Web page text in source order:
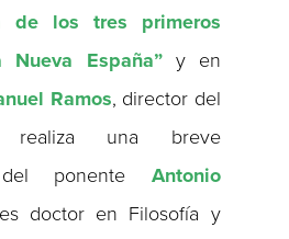
de los tres primeros
Nueva España”y en
Ramos, director del
realiza una breve
del ponente Antonio
doctor en Filosofía y